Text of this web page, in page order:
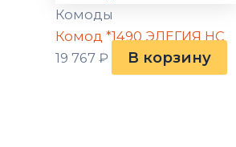
Комоды
Комод *1490 ЭЛЕГИЯ НС
19 767₽ В корзину